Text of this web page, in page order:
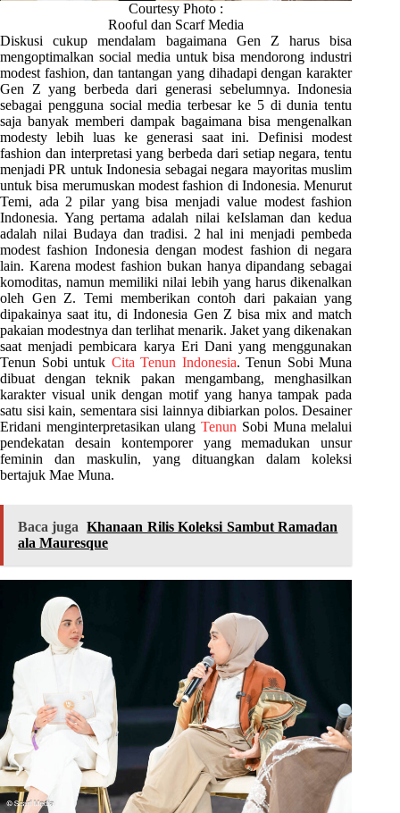
Courtesy Photo :
Rooful dan Scarf Media
Diskusi cukup mendalam bagaimana Gen Z harus bisa
mengoptimalkan social media untuk bisa mendorong industri
modest fashion, dan tantangan yang dihadapi dengan karakter
Gen Z yang berbeda dari generasi sebelumnya. Indonesia
sebagai pengguna social media terbesar ke 5 di dunia tentu
saja banyak memberi dampak bagaimana bisa mengenalkan
modesty lebih luas ke generasi saat ini. Definisi modest
fashion dan interpretasi yang berbeda dari setiap negara, tentu
menjadi PR untuk Indonesia sebagai negara mayoritas muslim
untuk bisa merumuskan modest fashion di Indonesia. Menurut
Temi, ada 2 pilar yang bisa menjadi value modest fashion
Indonesia. Yang pertama adalah nilai keIslaman dan kedua
adalah nilai Budaya dan tradisi. 2 hal ini menjadi pembeda
modest fashion Indonesia dengan modest fashion di negara
lain. Karena modest fashion bukan hanya dipandang sebagai
komoditas, namun memiliki nilai lebih yang harus dikenalkan
oleh Gen Z. Temi memberikan contoh dari pakaian yang
dipakainya saat itu, di Indonesia Gen Z bisa mix and match
pakaian modestnya dan terlihat menarik. Jaket yang dikenakan
saat menjadi pembicara karya Eri Dani yang menggunakan
Tenun Sobi untuk Cita Tenun Indonesia. Tenun Sobi Muna
dibuat dengan teknik pakan mengambang, menghasilkan
karakter visual unik dengan motif yang hanya tampak pada
satu sisi kain, sementara sisi lainnya dibiarkan polos. Desainer
Eridani menginterpretasikan ulangTenun Sobi Muna melalui
pendekatan desain kontemporer yang memadukan unsur
feminin dan maskulin, yang dituangkan dalam koleksi
bertajuk Mae Muna.
Baca juga
Khanaan Rilis Koleksi Sambut Ramadan
ala Mauresque